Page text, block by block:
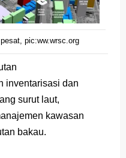
pic:ww.wrsc.org
inventarisasi dan
surut laut,
kawasan
bakau.